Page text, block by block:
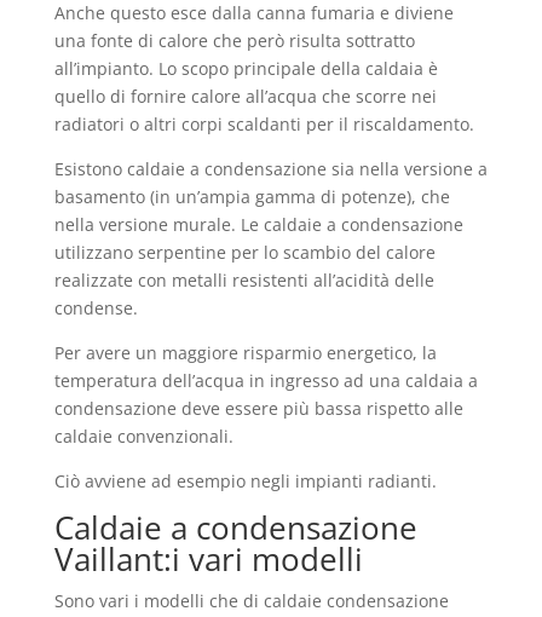
Anche questo esce dalla canna fumaria e diviene
una fonte di calore che però risulta sottratto
all’impianto. Lo scopo principale della caldaia è
quello di fornire calore all’acqua che scorre nei
radiatori o altri corpi scaldanti per il riscaldamento.
Esistono caldaie a condensazione sia nella versione a
basamento (in un’ampia gamma di potenze), che
nella versione murale. Le caldaie a condensazione
utilizzano serpentine per lo scambio del calore
realizzate con metalli resistenti all’acidità delle
condense.
Per avere un maggiore risparmio energetico, la
temperatura dell’acqua in ingresso ad una caldaia a
condensazione deve essere più bassa rispetto alle
caldaie convenzionali.
Ciò avviene ad esempio negli impianti radianti.
Caldaie a condensazione
Vaillant:i vari modelli
Sono vari i modelli che di caldaie condensazione